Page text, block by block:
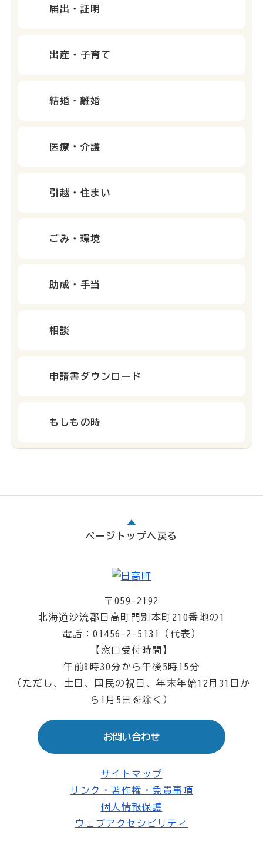
届出・証明
出産・子育て
結婚・離婚
医療・介護
引越・住まい
ごみ・環境
助成・手当
相談
申請書ダウンロード
もしもの時
ページトップへ戻る
〒059-2192
北海道沙流郡日高町門別本町210番地の1
電話：01456-2-5131（代表）
【窓口受付時間】
午前8時30分から午後5時15分
（ただし、土日、国民の祝日、年末年始12月31日か
ら1月5日を除く）
お問い合わせ
サイトマップ
リンク・著作権・免責事項
個人情報保護
ウェブアクセシビリティ